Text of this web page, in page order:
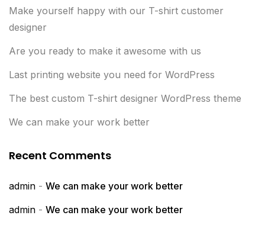
Make yourself happy with our T-shirt customer
designer
Are you ready to make it awesome with us
Last printing website you need for WordPress
The best custom T-shirt designer WordPress theme
We can make your work better
Recent Comments
admin - We can make your work better
admin - We can make your work better